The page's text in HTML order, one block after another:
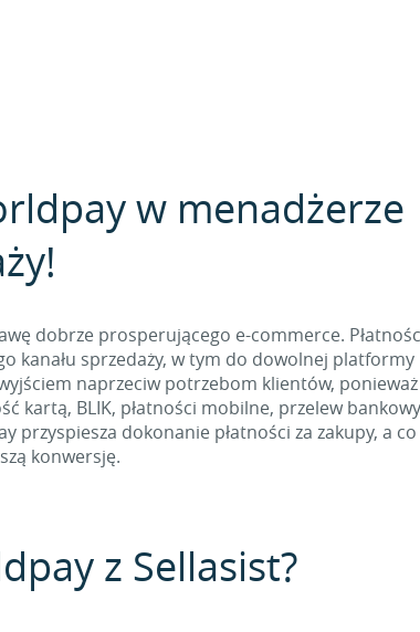
w menadżerze
dobrze prosperującego e-commerce.
kanału sprzedaży, w tym do dowolnej platformy
naprzeciw potrzebom klientów, ponieważ
kartą, BLIK, płatności mobilne, przelew
dokonanie płatności za zakupy, a co
konwersję.
z Sellasist?